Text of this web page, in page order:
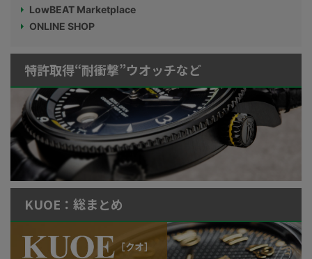
LowBEAT Marketplace
ONLINE SHOP
特許取得“耐衝撃”ウオッチなど
KUOE：総まとめ